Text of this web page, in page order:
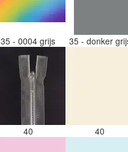
35 - 0004 grijs 35 - donker
40 40